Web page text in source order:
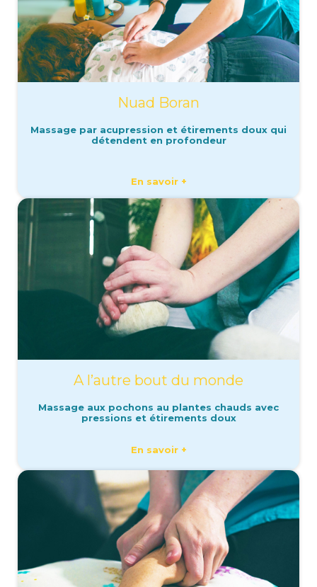
Nuad Boran
Massage par acupression et étirements doux qui
détendent en profondeur
En savoir +
A l’autre bout du monde
Massage aux pochons au plantes chauds avec
pressions et étirements doux
En savoir +